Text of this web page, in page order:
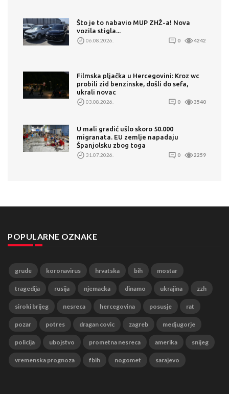
Što je to nabavio MUP ZHŽ-a! Nova
vozila stigla...
06.08.2026. 0 4242
Filmska pljačka u Hercegovini: Kroz wc
probili zid benzinske, došli do sefa,
ukrali novac
03.08.2026. 0 3540
U mali gradić ušlo skoro 50.000
migranata. EU zemlje napadaju
Španjolsku zbog toga
31.07.2026. 0 2259
POPULARNE OZNAKE
grude koronavirus hrvatska bih mostar
tragedija rusija njemacka dinamo ukrajina zzh
siroki brijeg nesreca hercegovina posusje rat
pozar potres dragan covic zagreb medjugorje
policija ubojstvo prometna nesreca amerika snijeg
vremenska prognoza fbih nogomet sarajevo